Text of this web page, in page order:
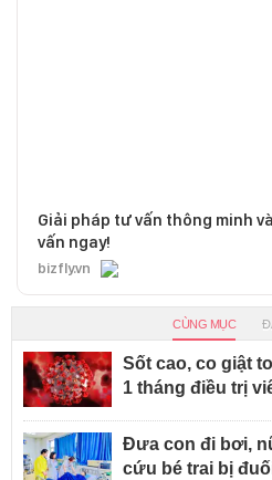
Giải pháp tư vấn thông minh
vấn ngay!
bizfly.vn
CÙNG MỤC
Sốt cao, co giật
1 tháng điều trị
Đưa con đi bơi,
cứu bé trai bị